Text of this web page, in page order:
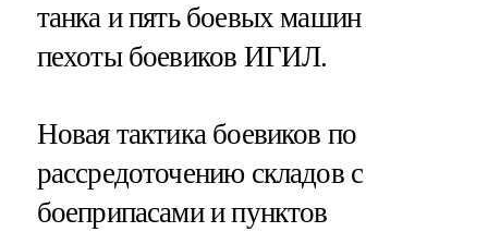
танка и пять боевых машин
пехоты боевиков ИГИЛ.
Новая тактика боевиков по
рассредоточению складов с
боеприпасами и пунктов